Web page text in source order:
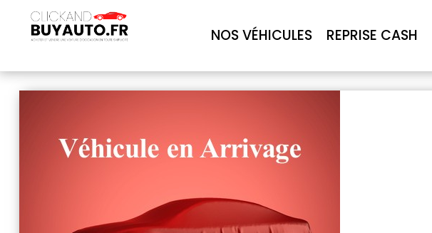
NOS VÉHICULES REPRISE CASH